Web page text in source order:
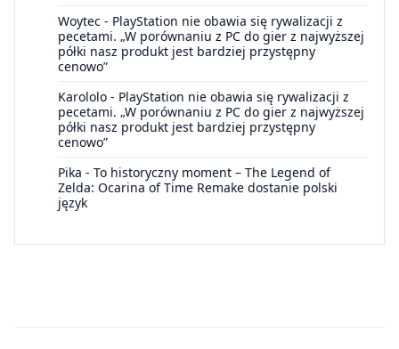
Woytec - PlayStation nie obawia się rywalizacji z
pecetami. „W porównaniu z PC do gier z najwyższej
półki nasz produkt jest bardziej przystępny
cenowo”
Karololo - PlayStation nie obawia się rywalizacji z
pecetami. „W porównaniu z PC do gier z najwyższej
półki nasz produkt jest bardziej przystępny
cenowo”
Pika - To historyczny moment – The Legend of
Zelda: Ocarina of Time Remake dostanie polski
język